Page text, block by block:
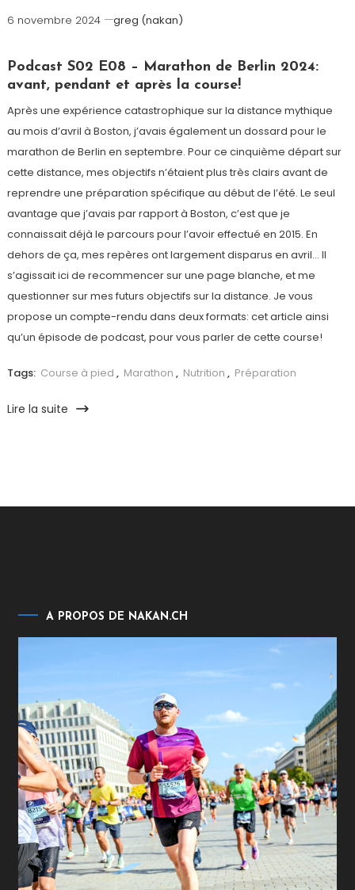
6 novembre 2024 greg (nakan)
Podcast S02 E08 – Marathon de Berlin 2024:
avant, pendant et après la course!
Après une expérience catastrophique sur la distance mythique
au mois d’avril à Boston, j’avais également un dossard pour le
marathon de Berlin en septembre. Pour ce cinquième départ sur
cette distance, mes objectifs n’étaient plus très clairs avant de
reprendre une préparation spécifique au début de l’été. Le seul
avantage que j’avais par rapport à Boston, c’est que je
connaissait déjà le parcours pour l’avoir effectué en 2015. En
dehors de ça, mes repères ont largement disparus en avril… Il
s’agissait ici de recommencer sur une page blanche, et me
questionner sur mes futurs objectifs sur la distance. Je vous
propose un compte-rendu dans deux formats: cet article ainsi
qu’un épisode de podcast, pour vous parler de cette course!
Tags: Course à pied , Marathon , Nutrition , Préparation
Lire la suite
A PROPOS DE NAKAN.CH